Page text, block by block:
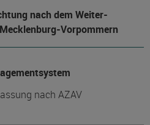
nach dem Weiter­
Vorpommern
nach AZAV